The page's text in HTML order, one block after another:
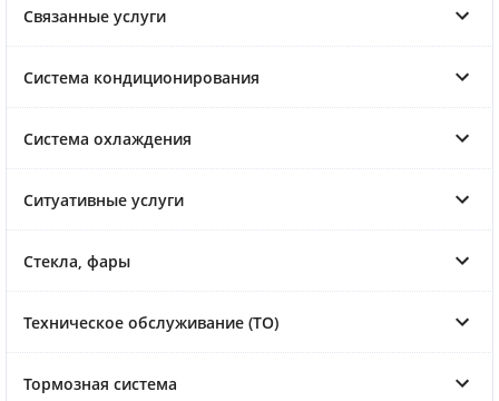
Связанные услуги
Система кондиционирования
Система охлаждения
Ситуативные услуги
Стекла, фары
Техническое обслуживание (ТО)
Тормозная система